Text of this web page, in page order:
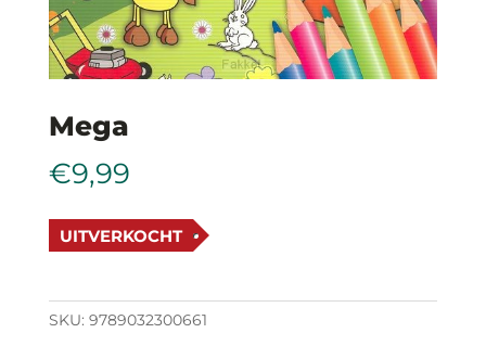
Mega
€9,99
UITVERKOCHT
SKU: 9789032300661